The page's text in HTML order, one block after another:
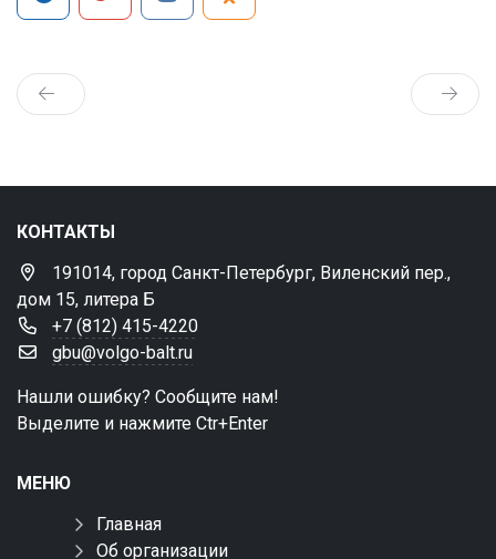
КОНТАКТЫ
191014, город Санкт-Петербург, Виленский пер.,
дом 15, литера Б
+7 (812) 415-4220
gbu@volgo-balt.ru
Нашли ошибку? Сообщите нам!
Выделите и нажмите Ctr+Enter
МЕНЮ
Главная
Об организации